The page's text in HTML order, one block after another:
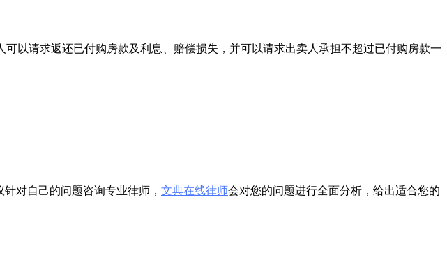
以请求返还已付购房款及利息、赔偿损失，并可以请求出卖人承担不超过已付购房款一
对自己的问题咨询专业律师， 文典在线律师会对您的问题进行全面分析，给出适合您的